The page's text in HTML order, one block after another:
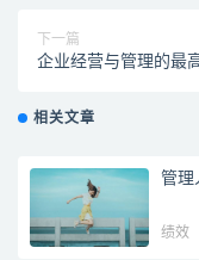
下一篇
企业经营与管理的最
相关文章
管理
绩效